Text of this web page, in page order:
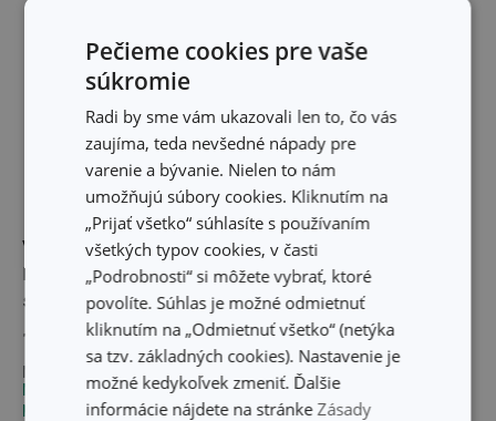
Vodou plniteľný valček
DELÍCIA 37 cm, ø 5 cm,
s nastaviteľnou výškou
19,10 €
Nedostupné v eshope
Môžete mať ihneď v 20
predajniach
Valček na cesto drevený
DELÍCIA 25 cm, ø 6 cm
15,70 €
Dostupné v eshope
Môžete mať ihneď v 33
predajniach
Pečieme cookies pre vaše
súkromie
Radi by sme vám ukazovali len to, čo vás
zaujíma, teda nevšedné nápady pre
varenie a bývanie. Nielen to nám
umožňujú súbory cookies. Kliknutím na
„Prijať všetko“ súhlasíte s používaním
všetkých typov cookies, v časti
„Podrobnosti“ si môžete vybrať, ktoré
povolíte. Súhlas je možné odmietnuť
kliknutím na „Odmietnuť všetko“ (netýka
sa tzv. základných cookies). Nastavenie je
možné kedykoľvek zmeniť. Ďalšie
informácie nájdete na stránke Zásady